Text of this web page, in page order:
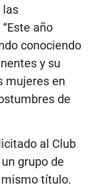
las
año
conociendo
y su
mujeres en
de
al Club
grupo de
mismo título.